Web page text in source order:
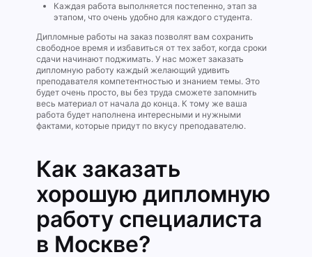
Каждая работа выполняется постепенно, этап за
этапом, что очень удобно для каждого студента.
Дипломные работы на заказ позволят вам сохранить
свободное время и избавиться от тех забот, когда сроки
сдачи начинают поджимать. У нас может заказать
дипломную работу каждый желающий удивить
преподавателя компетентностью и знанием темы. Это
будет очень просто, вы без труда сможете запомнить
весь материал от начала до конца. К тому же ваша
работа будет наполнена интересными и нужными
фактами, которые придут по вкусу преподавателю.
Как заказать
хорошую дипломную
работу специалиста
в Москве?